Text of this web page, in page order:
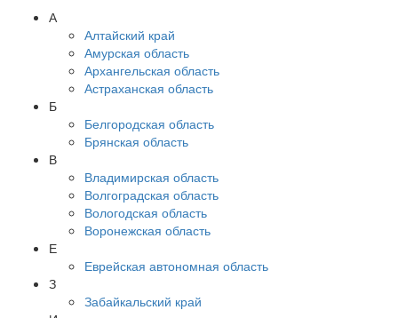
А
Алтайский край
Амурская область
Архангельская область
Астраханская область
Б
Белгородская область
Брянская область
В
Владимирская область
Волгоградская область
Вологодская область
Воронежская область
Е
Еврейская автономная область
З
Забайкальский край